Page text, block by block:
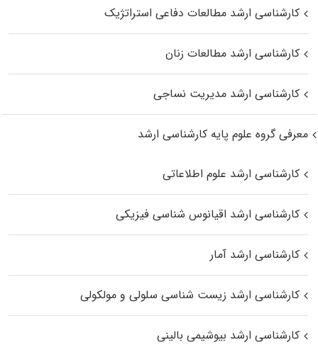
کارشناسی ارشد مطالعات دفاعی استراتژیک
کارشناسی ارشد مطالعات زنان
کارشناسی ارشد مدیریت نساجی
معرفی گروه علوم پایه کارشناسی ارشد
کارشناسی ارشد علوم اطلاعاتی
کارشناسی ارشد اقیانوس‌ شناسی فیزیکی
کارشناسی ارشد آمار
کارشناسی ارشد زیست شناسی سلولی و مولکولی
کارشناسی ارشد بیوشیمی بالینی